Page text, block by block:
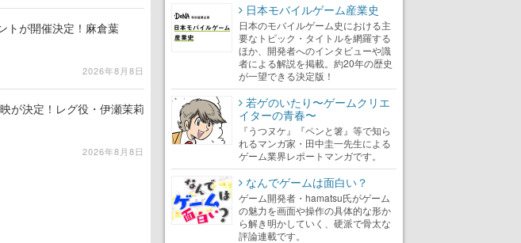
トが開催決定！麻倉葉
2026年8月8日
が決定！レグ役・伊瀬茉莉
2026年8月8日
日本モバイルゲーム産業史
日本のモバイルゲーム史における主
要なトピック・タイトルを網羅する
ほか、開発者へのインタビューや識
者による解説を掲載。約20年の歴史
が一望できる決定版！
若ゲのいたり〜ゲームクリエ
イターの青春〜
『うつヌケ』『ペンと箸』等で知ら
れるマンガ家・田中圭一先生による
ゲーム業界レポートマンガです。
なんでゲームは面白い？
ゲーム開発者・hamatsu氏がゲーム
の魅力を画面や操作の具体的な形か
ら解き明かしていく、硬派で骨太な
評論連載です。